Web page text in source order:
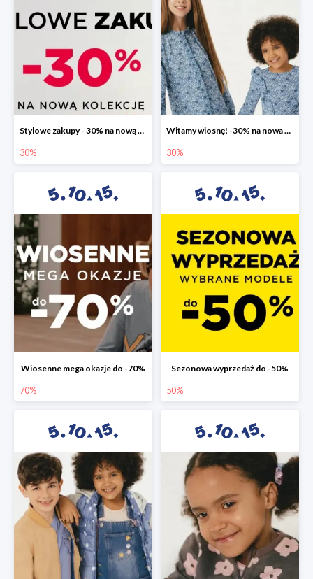
Stylowe zakupy - 30% na nową kolekcję
30%
Witamy wiosnę! -30% na nowa kolekcję
30%
Wiosenne mega okazje do -70%
70%
Sezonowa wyprzedaż do -50%
50%